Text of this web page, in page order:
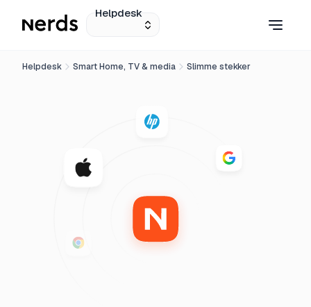
Helpdesk
Helpdesk Smart Home, TV & media Slimme stekker